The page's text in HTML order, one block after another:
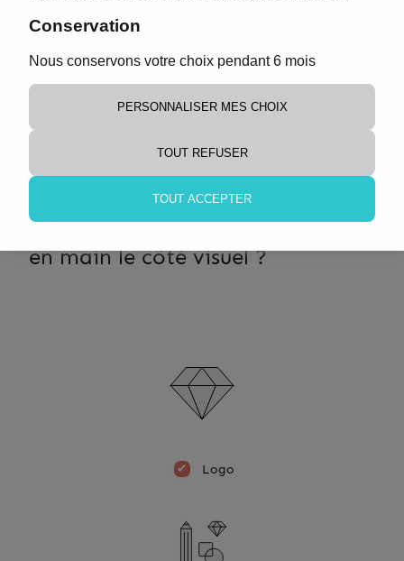
CHOISISSEZ VOS OPTIONS
Souhaitez-vous que nous prenions
en main le côté visuel ?
Logo
Conservation
Nous conservons votre choix pendant 6 mois
PERSONNALISER MES CHOIX
TOUT REFUSER
TOUT ACCEPTER